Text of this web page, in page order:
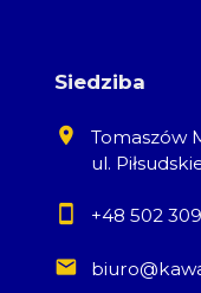
Siedziba
Tomaszów
ul.
+48 502